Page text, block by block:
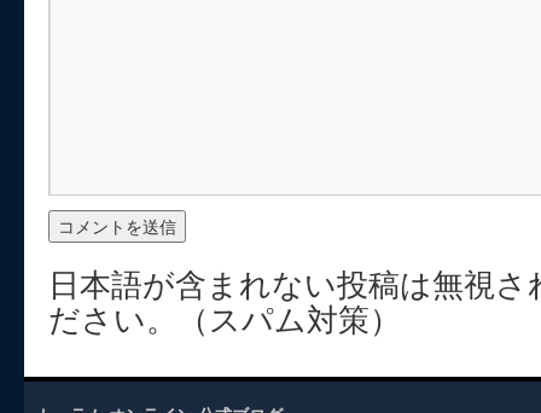
日本語が含まれない投稿は無視
ださい。（スパム対策）